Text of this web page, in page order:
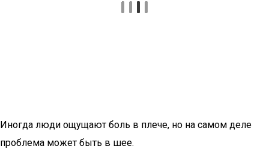
Иногда люди ощущают боль в плече, но на самом деле
проблема может быть в шее.